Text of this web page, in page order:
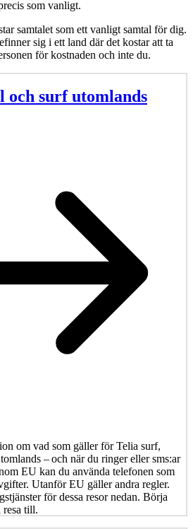
som vanligt.
samtalet som ett vanligt samtal för dig.
sig i ett land där det kostar att ta
för kostnaden och inte du.
och surf utomlands
om vad som gäller för Telia surf,
– och när du ringer eller sms:ar
EU kan du använda telefonen som
Utanför EU gäller andra regler.
för dessa resor nedan. Börja
resa till.